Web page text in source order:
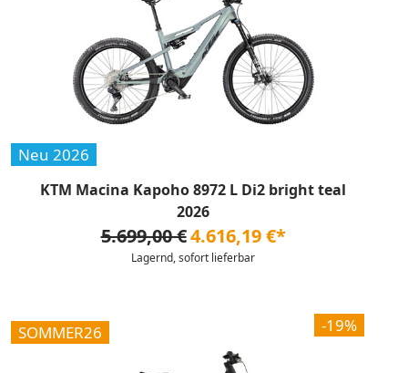
Neu 2026
KTM Macina Kapoho 8972 L Di2 bright teal
2026
5.699,00 €4.616,19 €*
Lagernd, sofort lieferbar
-19%
SOMMER26